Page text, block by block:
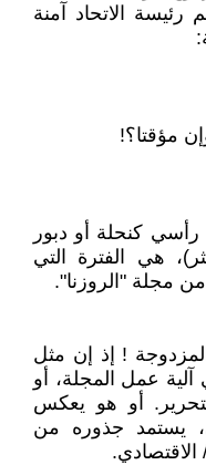
رئيسة الاتحاد آمنة
مؤقتا؟!
كنحلة أو دبور
هي الفترة التي
مجلة "الروزنا".
! إذ إن مثل
عمل المجلة، أو
أو هو يعكس
يستمد جذوره من
الاقتصادي.